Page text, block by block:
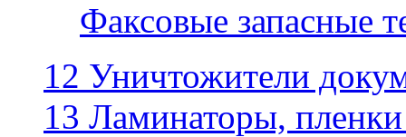
Факсовые запасные
12 Уничтожители
13 Ламинаторы,